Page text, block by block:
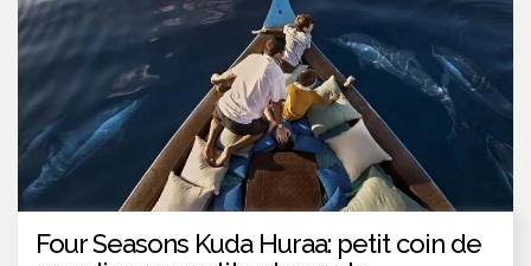
Four Seasons Kuda Huraa: petit coin de